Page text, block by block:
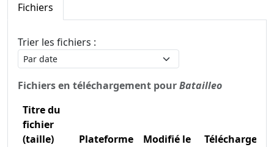
Fichiers
Trier les fichiers :
Fichiers en téléchargement pourBatailleo
Titre du
fichier
(taille)
Plateforme Modifié le